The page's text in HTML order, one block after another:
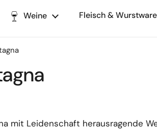
Weine Fleisch &
mit Leidenschaft herausragende